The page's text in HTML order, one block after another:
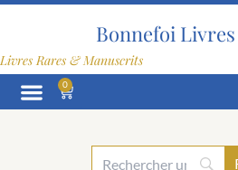
Aller
Bonnefoi
Livres Rares & Manuscrits
0
Panier